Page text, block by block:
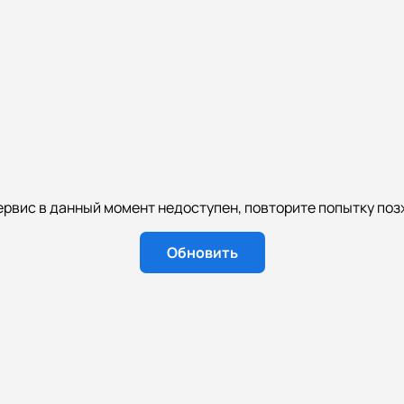
в данный момент недоступен, повторите попытку
Обновить